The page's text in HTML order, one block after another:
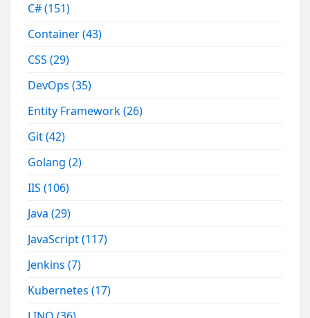
C#(151)
Container(43)
CSS(29)
DevOps(35)
Entity Framework(26)
Git(42)
Golang(2)
IIS(106)
Java(29)
JavaScript(117)
Jenkins(7)
Kubernetes(17)